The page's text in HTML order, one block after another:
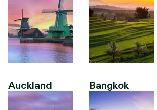
Auckland Bangkok